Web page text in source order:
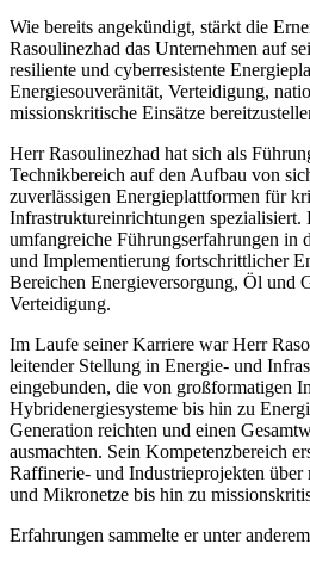
Wie bereits angekündigt, stärkt die
Rasoulinezhad das Unternehmen auf
resiliente und cyberresistente
Energiesouveränität, Verteidigung,
missionskritische Einsätze
Herr Rasoulinezhad hat sich als
Technikbereich auf den Aufbau von
zuverlässigen Energieplattformen für
Infrastruktureinrichtungen spezialisiert.
umfangreiche Führungserfahrungen in
und Implementierung fortschrittlicher
Bereichen Energieversorgung, Öl und
Verteidigung.
Im Laufe seiner Karriere war Herr
leitender Stellung in Energie- und
eingebunden, die von großformatigen
Hybridenergiesysteme bis hin zu
Generation reichten und einen
ausmachten. Sein Kompetenzbereich
Raffinerie- und Industrieprojekten über
und Mikronetze bis hin zu
Erfahrungen sammelte er unter